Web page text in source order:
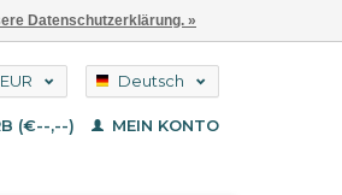
EUR
USD
Deutsch
Français
(€--,--) MEIN KONTO
Datenschutzerklärung. »